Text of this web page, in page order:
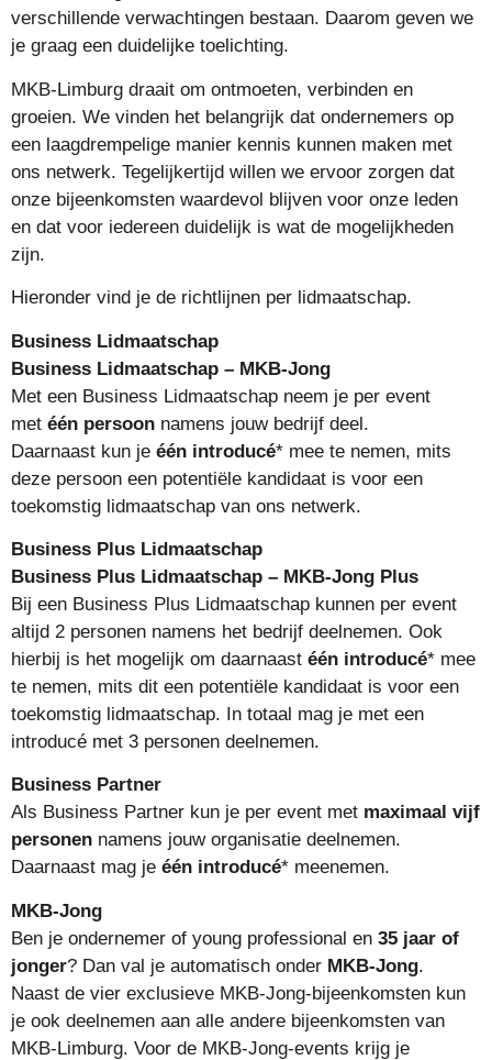
verschillende verwachtingen bestaan. Daarom geven we
je graag een duidelijke toelichting.
MKB-Limburg draait om ontmoeten, verbinden en
groeien. We vinden het belangrijk dat ondernemers op
een laagdrempelige manier kennis kunnen maken met
ons netwerk. Tegelijkertijd willen we ervoor zorgen dat
onze bijeenkomsten waardevol blijven voor onze leden
en dat voor iedereen duidelijk is wat de mogelijkheden
zijn.
Hieronder vind je de richtlijnen per lidmaatschap.
Business Lidmaatschap
Business Lidmaatschap – MKB-Jong
Met een Business Lidmaatschap neem je per event
met één persoon namens jouw bedrijf deel.
Daarnaast kun je één introducé* mee te nemen, mits
deze persoon een potentiële kandidaat is voor een
toekomstig lidmaatschap van ons netwerk.
Business Plus Lidmaatschap
Business Plus Lidmaatschap – MKB-Jong Plus
Bij een Business Plus Lidmaatschap kunnen per event
altijd 2 personen namens het bedrijf deelnemen. Ook
hierbij is het mogelijk om daarnaast één introducé* mee
te nemen, mits dit een potentiële kandidaat is voor een
toekomstig lidmaatschap. In totaal mag je met een
introducé met 3 personen deelnemen.
Business Partner
Als Business Partner kun je per event met maximaal vijf
personen namens jouw organisatie deelnemen.
Daarnaast mag je één introducé* meenemen.
MKB-Jong
Ben je ondernemer of young professional en 35 jaar of
jonger? Dan val je automatisch onder MKB-Jong.
Naast de vier exclusieve MKB-Jong-bijeenkomsten kun
je ook deelnemen aan alle andere bijeenkomsten van
MKB-Limburg. Voor de MKB-Jong-events krijg je